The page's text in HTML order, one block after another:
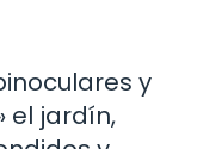
y
el jardín,